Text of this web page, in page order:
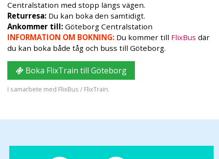
Centralstation med stopp längs vägen.
Returresa: Du kan boka den samtidigt.
Ankommer till: Göteborg Centralstation
INFORMATION OM BOKNING: Du kommer till FlixBus där
du kan boka både tåg och buss till Göteborg.
Boka FlixTrain till Göteborg
I samarbete med FlixBus / FlixTrain.